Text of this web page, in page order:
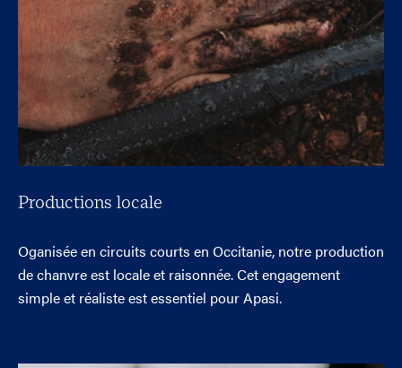
Productions locale
Oganisée en circuits courts en Occitanie, notre production
de chanvre est locale et raisonnée. Cet engagement
simple et réaliste est essentiel pour Apasi.